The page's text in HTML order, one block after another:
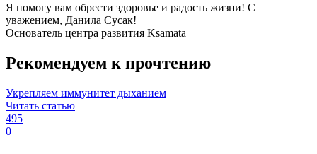
Я помогу вам обрести здоровье и радость жизни! С
уважением, Данила Сусак!
Основатель центра развития Ksamata
Рекомендуем к прочтению
Укрепляем иммунитет дыханием
Читать статью
495
0